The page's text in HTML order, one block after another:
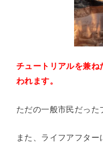
チュートリアルを兼ね
われます。
ただの一般市民だった
また、ライフアフタ